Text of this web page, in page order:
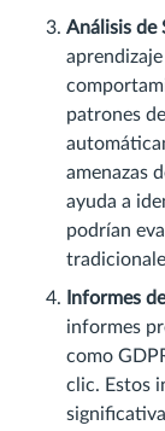
Análisis de
patrones
amenazas
ayuda a
podrían
Informes
informes
como
clic. Estos